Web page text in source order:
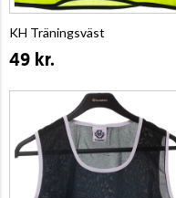
KH Träningsväst
49 kr.